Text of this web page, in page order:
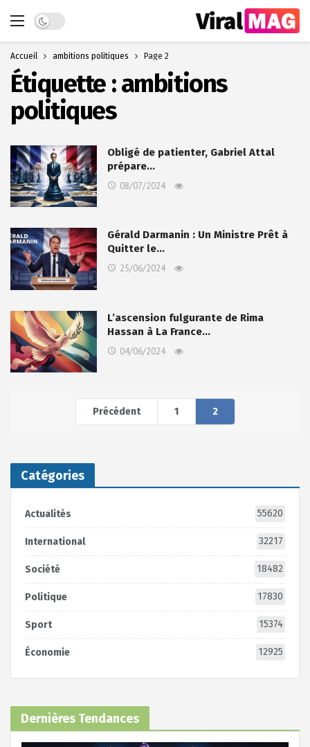
Dark mode
Accueil ambitions politiques Page 2
Étiquette :ambitions
politiques
Obligé de patienter, Gabriel Attal
prépare…
08/07/2024
Gérald Darmanin : Un Ministre Prêt à
Quitter le…
25/06/2024
L’ascension fulgurante de Rima
Hassan à La France…
04/06/2024
Précédent 1 2
Catégories
Actualités 55620
International 32217
Société 18482
Politique 17830
Sport 15374
Économie 12925
Dernières Tendances